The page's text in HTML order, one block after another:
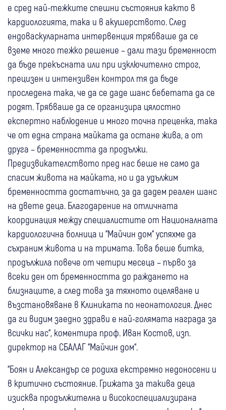
е сред най-тежките спешни състояния както в
кардиологията, така и в акушерството. След
ендоваскуларната интервенция трябваше да се
вземе много тежко решение – дали тази бременност
да бъде прекъсната или при изключително строг,
прецизен и интензивен контрол тя да бъде
проследена така, че да се даде шанс бебетата да се
родят. Трябваше да се организира цялостно
експертно наблюдение и много точна преценка, така
че от една страна майката да остане жива, а от
друга – бременността да продължи.
Предизвикателството пред нас беше не само да
спасим живота на майката, но и да удължим
бременността достатъчно, за да дадем реален шанс
на двете деца. Благодарение на отличната
координация между специалистите от Националната
кардиологична болница и “Майчин дом“ успяхме да
съхраним живота и на тримата. Това беше битка,
продължила повече от четири месеца – първо за
всеки ден от бременността до раждането на
близнаците, а след това за тяхното оцеляване и
възстановяване в Клиниката по неонатология. Днес
да ги видим заедно здрави е най-голямата награда за
всички нас“, коментира проф. Иван Костов, изп.
директор на СБАЛАГ “Майчин дом“.
“Боян и Александър се родиха екстремно недоносени и
в критично състояние. Грижата за такива деца
изисква продължителна и високоспециализирана